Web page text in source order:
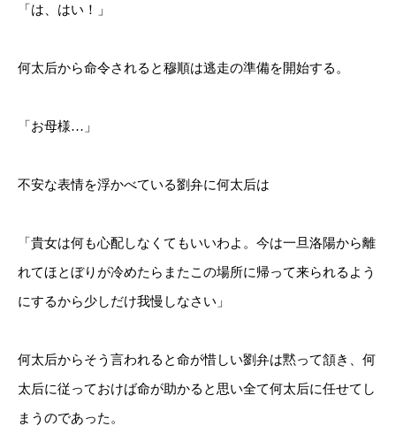
「は、はい！」
何太后から命令されると穆順は逃走の準備を開始する。
「お母様…」
不安な表情を浮かべている劉弁に何太后は
「貴女は何も心配しなくてもいいわよ。今は一旦洛陽から離
れてほとぼりが冷めたらまたこの場所に帰って来られるよう
にするから少しだけ我慢しなさい」
何太后からそう言われると命が惜しい劉弁は黙って頷き、何
太后に従っておけば命が助かると思い全て何太后に任せてし
まうのであった。